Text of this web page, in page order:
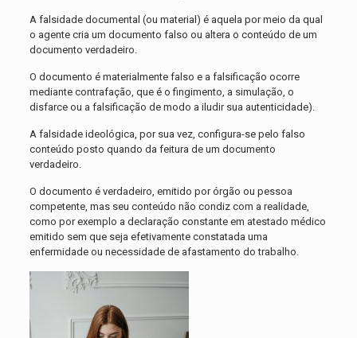
A falsidade documental (ou material) é aquela por meio da qual
o agente cria um documento falso ou altera o conteúdo de um
documento verdadeiro.
O documento é materialmente falso e a falsificação ocorre
mediante contrafação, que é o fingimento, a simulação, o
disfarce ou a falsificação de modo a iludir sua autenticidade).
A falsidade ideológica, por sua vez, configura-se pelo falso
conteúdo posto quando da feitura de um documento
verdadeiro.
O documento é verdadeiro, emitido por órgão ou pessoa
competente, mas seu conteúdo não condiz com a realidade,
como por exemplo a declaração constante em atestado médico
emitido sem que seja efetivamente constatada uma
enfermidade ou necessidade de afastamento do trabalho.